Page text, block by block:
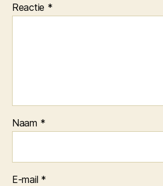
Reactie *
Naam *
E-mail *